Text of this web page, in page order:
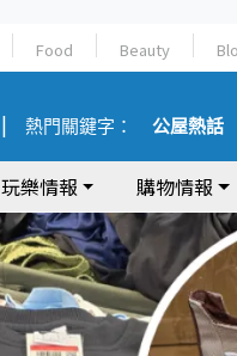
Food Beauty
熱門關鍵字： 公屋熱話
玩樂情報 購物情報